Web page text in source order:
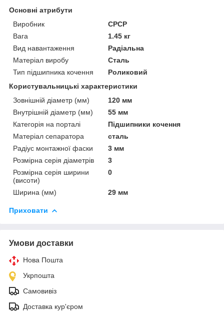
Основні атрибути
Виробник
СРСР
Вага
1.45 кг
Вид навантаження
Радіальна
Матеріал виробу
Сталь
Тип підшипника кочення
Роликовий
Користувальницькі характеристики
Зовнішній діаметр (мм)
120 мм
Внутрішній діаметр (мм)
55 мм
Категорія на порталі
Підшипники кочення
Матеріал сепаратора
сталь
Радіус монтажної фаски
3 мм
Розмірна серія діаметрів
3
Розмірна серія ширини
(висоти)
0
Ширина (мм) 29 мм
Приховати
Умови доставки
Нова Пошта
Укрпошта
Самовивіз
Доставка кур'єром